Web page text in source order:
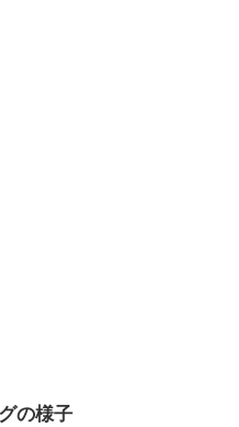
の様子